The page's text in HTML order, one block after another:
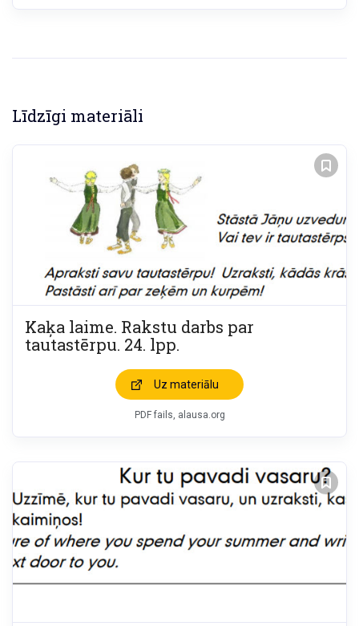
Līdzīgi materiāli
Kaķa laime. Rakstu darbs par
tautastērpu. 24. lpp.
Uz materiālu
PDF fails, alausa.org